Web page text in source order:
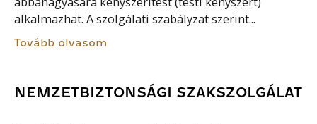
alkalmazhat. A szolgálati szabályzat szerint...
Tovább olvasom
NEMZETBIZTONSÁGI SZAKSZOLGÁLAT